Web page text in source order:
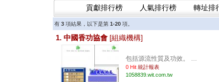
貢獻排行榜 人氣排行榜 轉址排
有 3 項結果，以下是第 1-20項。
1. 中國香功協會 [組織機構]
包括源流性質及功效。 ...
0 Hit 統計報表
1058839.wit.com.tw